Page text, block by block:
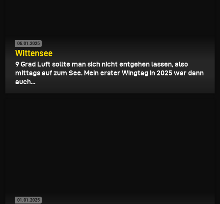
06.01.2025
Wittensee
9 Grad Luft sollte man sich nicht entgehen lassen, also
mittags auf zum See. Mein erster Wingtag in 2025 war dann
auch...
01.01.2025